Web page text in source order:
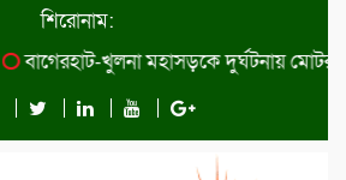
শিরোনাম:
খুলনা মহাসড়কে ‌দুর্ঘটনায়